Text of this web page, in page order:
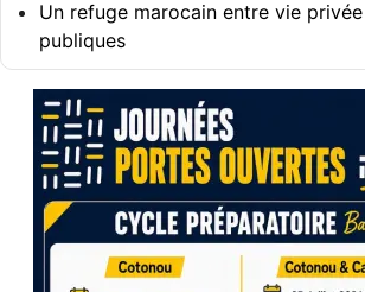
Un refuge marocain entre vie
publiques